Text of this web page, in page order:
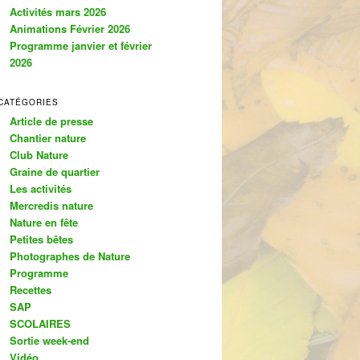
Activités mars 2026
Animations Février 2026
Programme janvier et février
2026
Article de presse
Chantier nature
Club Nature
Graine de quartier
Les activités
Mercredis nature
Nature en fête
Petites bêtes
Photographes de Nature
Programme
Recettes
SAP
SCOLAIRES
Sortie week-end